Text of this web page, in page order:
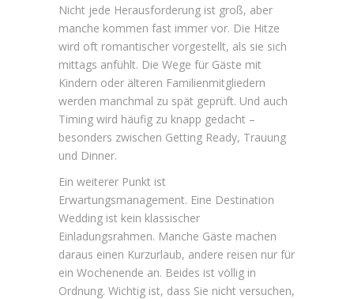
Nicht jede Herausforderung ist groß, aber
manche kommen fast immer vor. Die Hitze
wird oft romantischer vorgestellt, als sie sich
mittags anfühlt. Die Wege für Gäste mit
Kindern oder älteren Familienmitgliedern
werden manchmal zu spät geprüft. Und auch
Timing wird häufig zu knapp gedacht –
besonders zwischen Getting Ready, Trauung
und Dinner.
Ein weiterer Punkt ist
Erwartungsmanagement. Eine Destination
Wedding ist kein klassischer
Einladungsrahmen. Manche Gäste machen
daraus einen Kurzurlaub, andere reisen nur für
ein Wochenende an. Beides ist völlig in
Ordnung. Wichtig ist, dass Sie nicht versuchen,